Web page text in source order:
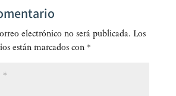
electrónico no será publicada. Los
están marcados con *